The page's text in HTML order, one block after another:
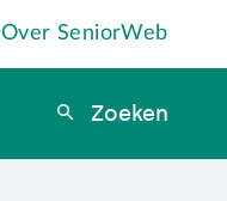
Over SeniorWeb
Zoeken
Zoeken